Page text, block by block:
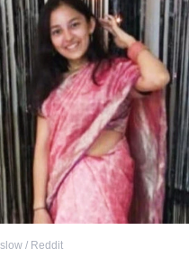
/ Reddit